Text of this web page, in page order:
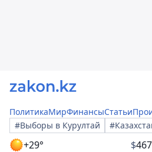
ПолитикаМирФинансыСтатьи
#Выборы в Курултай
+29° $